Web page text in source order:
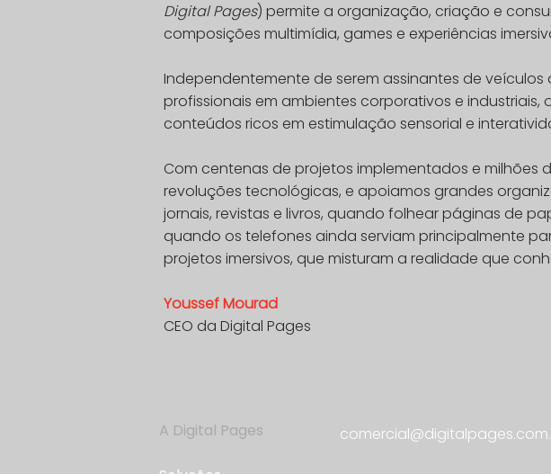
Digital Pages) permite a organização, criação e
composições multimídia, games e experiências
Independentemente de serem assinantes de
profissionais em ambientes corporativos e
conteúdos ricos em estimulação sensorial e
Com centenas de projetos implementados e
revoluções tecnológicas, e apoiamos grandes
jornais, revistas e livros, quando folhear páginas de
quando os telefones ainda serviam principalmente
projetos imersivos, que misturam a realidade que
Youssef Mourad
CEO da Digital Pages
A Digital Pages